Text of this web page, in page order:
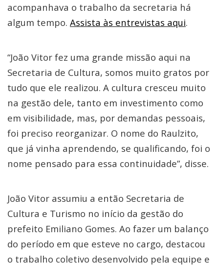
acompanhava o trabalho da secretaria há
algum tempo. Assista às entrevistas aqui.
“João Vitor fez uma grande missão aqui na
Secretaria de Cultura, somos muito gratos por
tudo que ele realizou. A cultura cresceu muito
na gestão dele, tanto em investimento como
em visibilidade, mas, por demandas pessoais,
foi preciso reorganizar. O nome do Raulzito,
que já vinha aprendendo, se qualificando, foi o
nome pensado para essa continuidade”, disse.
João Vitor assumiu a então Secretaria de
Cultura e Turismo no início da gestão do
prefeito Emiliano Gomes. Ao fazer um balanço
do período em que esteve no cargo, destacou
o trabalho coletivo desenvolvido pela equipe e